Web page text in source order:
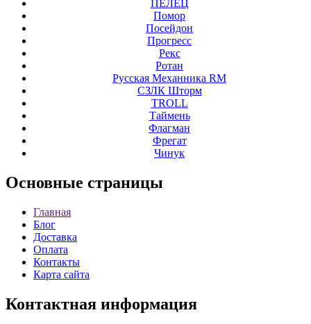
ПЕЛЕЦ
Помор
Посейдон
Прогресс
Рекс
Ротан
Русская Механника RM
СЗЛК Шторм
ТROLL
Таймень
Флагман
Фрегат
Чинук
Основные страницы
Главная
Блог
Доставка
Оплата
Контакты
Карта сайта
Контактная информация